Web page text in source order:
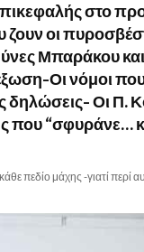
στο
οι
Μπαράκου
Οι νόμοι
δηλώσεις- Οι Π.
που “σφυράνε…
πεδίο μάχης -γιατί περί